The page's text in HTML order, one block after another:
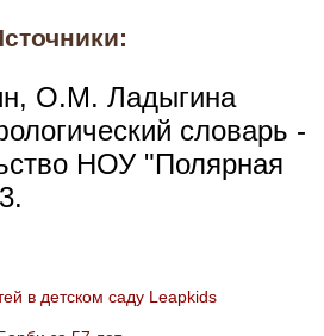
О.М. Ладыгина
словарь -
НОУ "Полярная
в детском саду Leapkids